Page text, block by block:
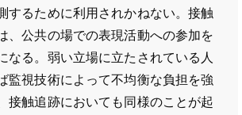
するために利用されかねない。接触
、公共の場での表現活動への参加を
なる。弱い立場に立たされている人
監視技術によって不均衡な負担を強
接触追跡においても同様のことが起